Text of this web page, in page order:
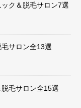
ク＆脱毛サロン7選
サロン全13選
毛サロン全15選